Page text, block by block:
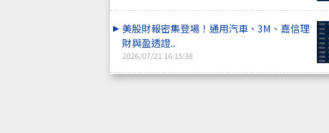
美股財報密集登場！通用汽車、3M、嘉信理
財與盈透證..
2026/07/21 16:15:38